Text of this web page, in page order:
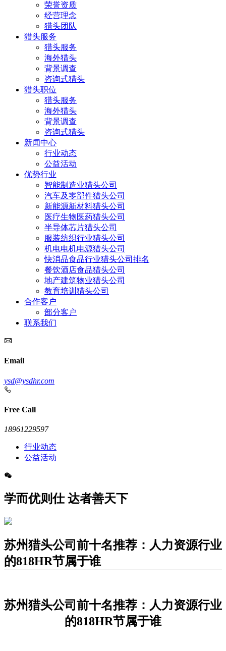
荣誉资质
经营理念
猎头团队
猎头服务
猎头服务
海外猎头
背景调查
咨询式猎头
猎头职位
猎头服务
海外猎头
背景调查
咨询式猎头
新闻中心
行业动态
公益活动
优势行业
智能制造业猎头公司
汽车及零部件猎头公司
新能源新材料猎头公司
医疗生物医药猎头公司
半导体芯片猎头公司
服装纺织行业猎头公司
机电电机电源猎头公司
快消品食品行业猎头公司排名
餐饮酒店食品猎头公司
地产建筑物业猎头公司
教育培训猎头公司
合作客户
部分客户
联系我们
Email
ysd@ysdhr.com
Free Call
18961229597
行业动态
公益活动
学而优则仕 达者善天下
苏州猎头公司前十名推荐：人力资源行业
的818HR节属于谁
苏州猎头公司前十名推荐：人力资源行业
的818HR节属于谁